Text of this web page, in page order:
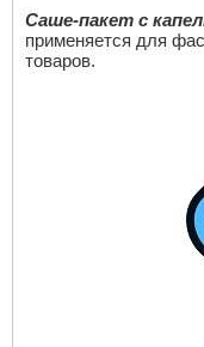
Саше-пакет с
применяется для
товаров.